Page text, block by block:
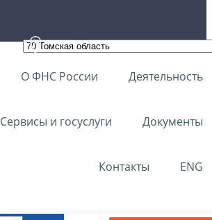
О ФНС России Деятельность
Сервисы и госуслуги Документы
Контакты ENG